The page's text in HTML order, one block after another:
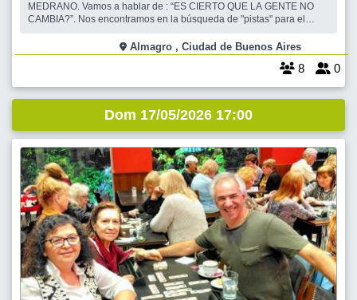
MEDRANO. Vamos a hablar de : “ES CIERTO QUE LA GENTE NO
CAMBIA?”. Nos encontramos en la búsqueda de "pistas" para el
día a día.!! Mucho para debatir, queremos escucharte!! Y que te lleves
nuevas perspectivas para reflexionar. V
Almagro , Ciudad de Buenos Aires
8 0
Dom 17/05/2026 17:00